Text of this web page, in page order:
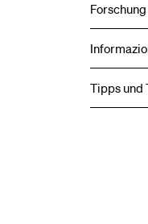
Forschung
Tipps und